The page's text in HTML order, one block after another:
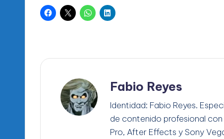
Fabio Reyes
Identidad: Fabio Reyes.
de contenido profesional
Pro, After Effects y Sony